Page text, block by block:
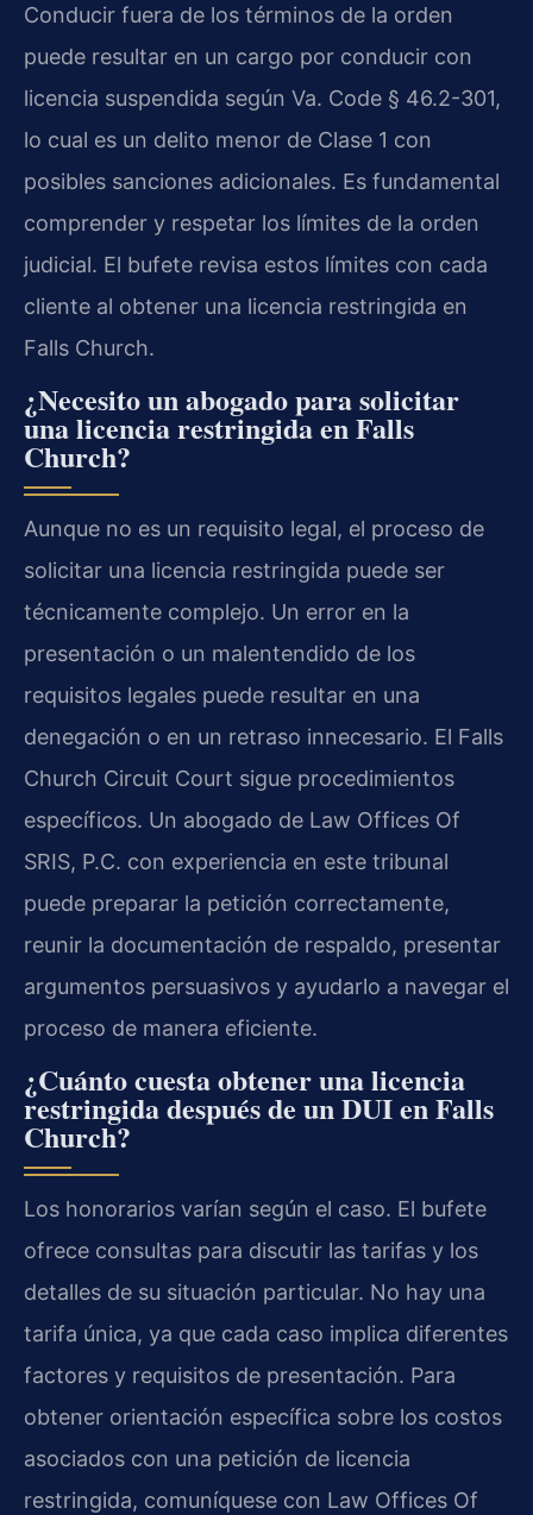
Conducir fuera de los términos de la orden
puede resultar en un cargo por conducir con
licencia suspendida según Va. Code § 46.2-301,
lo cual es un delito menor de Clase 1 con
posibles sanciones adicionales. Es fundamental
comprender y respetar los límites de la orden
judicial. El bufete revisa estos límites con cada
cliente al obtener una licencia restringida en
Falls Church.
¿Necesito un abogado para solicitar
una licencia restringida en Falls
Church?
Aunque no es un requisito legal, el proceso de
solicitar una licencia restringida puede ser
técnicamente complejo. Un error en la
presentación o un malentendido de los
requisitos legales puede resultar en una
denegación o en un retraso innecesario. El Falls
Church Circuit Court sigue procedimientos
específicos. Un abogado de Law Offices Of
SRIS, P.C. con experiencia en este tribunal
puede preparar la petición correctamente,
reunir la documentación de respaldo, presentar
argumentos persuasivos y ayudarlo a navegar el
proceso de manera eficiente.
¿Cuánto cuesta obtener una licencia
restringida después de un DUI en Falls
Church?
Los honorarios varían según el caso. El bufete
ofrece consultas para discutir las tarifas y los
detalles de su situación particular. No hay una
tarifa única, ya que cada caso implica diferentes
factores y requisitos de presentación. Para
obtener orientación específica sobre los costos
asociados con una petición de licencia
restringida, comuníquese con Law Offices Of